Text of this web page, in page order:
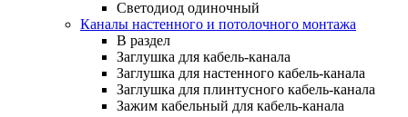
Светодиод одиночный
Каналы настенного и потолочного монтажа
В раздел
Заглушка для кабель-канала
Заглушка для настенного кабель-канала
Заглушка для плинтусного кабель-канала
Зажим кабельный для кабель-канала